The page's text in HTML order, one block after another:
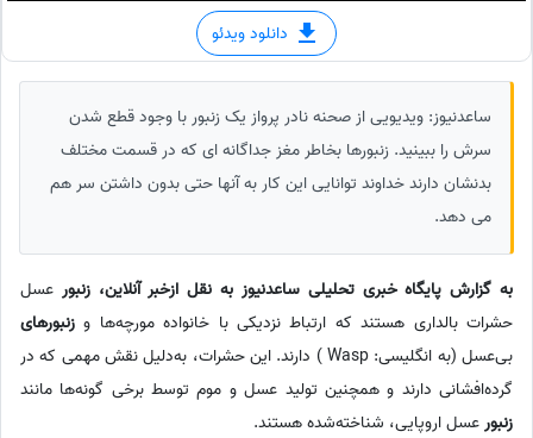
دانلود ویدئو
ساعدنیوز: ویدیویی از صحنه نادر پرواز یک زنبور با وجود قطع شدن
سرش را ببینید. زنبورها بخاطر مغز جداگانه ای که در قسمت مختلف
بدنشان دارند خداوند توانایی این کار به آنها حتی بدون داشتن سر هم
می دهد.
به گزارش پایگاه خبری تحلیلی ساعدنیوز به نقل ازخبر آنلاین، زنبور عسل
حشرات بالداری هستند که ارتباط نزدیکی با خانواده مورچه‌ها و زنبورهای
بی‌عسل (به انگلیسی: Wasp ) دارند. این حشرات، به‌دلیل نقش مهمی که در
گرده‌افشانی دارند و همچنین تولید عسل و موم توسط برخی گونه‌ها مانند
زنبورعسل اروپایی، شناخته‌شده هستند.